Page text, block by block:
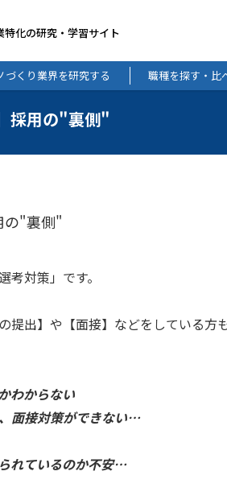
化の研究・学習サイト
づくり業界を研究する 職種を探す・比
採用の"裏側"
の"裏側"
対策」です。
提出】や【面接】などをしている方
わからない
面接対策ができない…
れているのか不安…